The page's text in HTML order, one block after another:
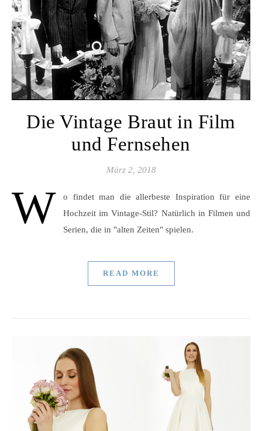
Die Vintage Braut in Film
und Fernsehen
März 2, 2018
W
o findet man die allerbeste Inspiration für eine
Hochzeit im Vintage-Stil? Natürlich in Filmen und
Serien, die in "alten Zeiten" spielen.
READ MORE